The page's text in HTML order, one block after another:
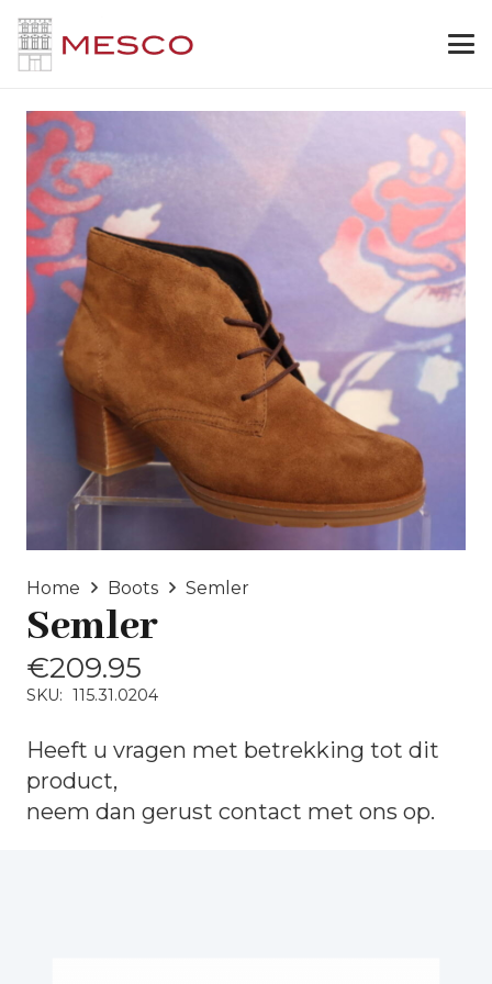
Home Boots Semler
Semler
€209.95
SKU: 115.31.0204
Heeft u vragen met betrekking tot dit
product,
neem dan gerust contact met ons op.